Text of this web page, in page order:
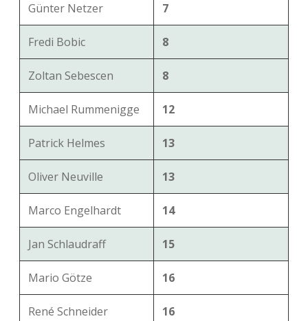
Günter Netzer 7
Fredi Bobic 8
Zoltan Sebescen 8
Michael Rummenigge 12
Patrick Helmes 13
Oliver Neuville 13
Marco Engelhardt 14
Jan Schlaudraff 15
Mario Götze 16
René Schneider 16